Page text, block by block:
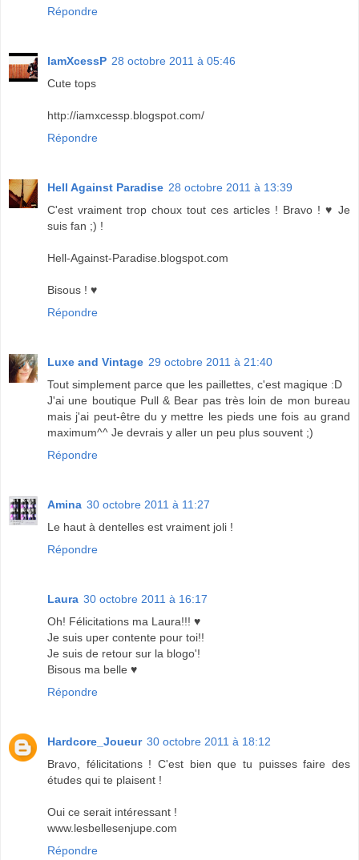
Répondre
IamXcessP 28 octobre 2011 à 05:46
Cute tops
http://iamxcessp.blogspot.com/
Répondre
Hell Against Paradise 28 octobre 2011 à 13:39
C'est vraiment trop choux tout ces articles ! Bravo ! ♥ Je
suis fan ;) !
Hell-Against-Paradise.blogspot.com
Bisous ! ♥
Répondre
Luxe and Vintage 29 octobre 2011 à 21:40
Tout simplement parce que les paillettes, c'est magique :D
J'ai une boutique Pull & Bear pas très loin de mon bureau
mais j'ai peut-être du y mettre les pieds une fois au grand
maximum^^ Je devrais y aller un peu plus souvent ;)
Répondre
Amina 30 octobre 2011 à 11:27
Le haut à dentelles est vraiment joli !
Répondre
Laura 30 octobre 2011 à 16:17
Oh! Félicitations ma Laura!!! ♥
Je suis uper contente pour toi!!
Je suis de retour sur la blogo'!
Bisous ma belle ♥
Répondre
Hardcore_Joueur 30 octobre 2011 à 18:12
Bravo, félicitations ! C'est bien que tu puisses faire des
études qui te plaisent !
Oui ce serait intéressant !
www.lesbellesenjupe.com
Répondre